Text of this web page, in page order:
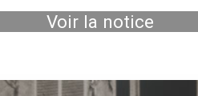
Voir la notice